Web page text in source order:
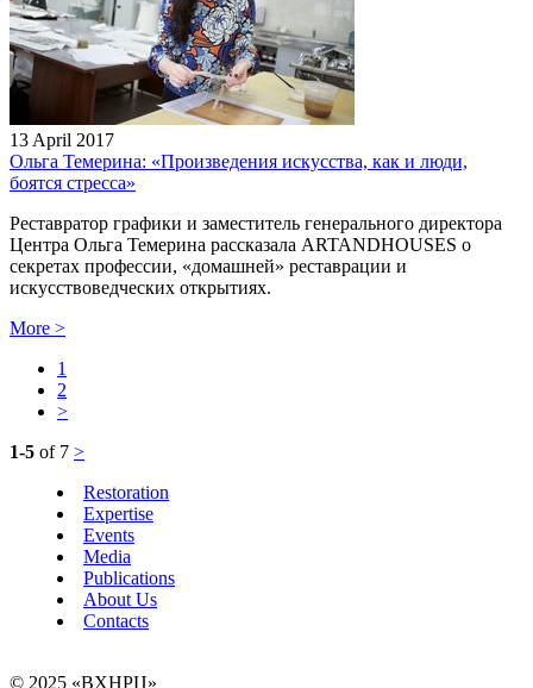
13 April 2017
Ольга Темерина: «Произведения искусства, как и люди,
боятся стресса»
Реставратор графики и заместитель генерального директора
Центра Ольга Темерина рассказала ARTANDHOUSES о
секретах профессии, «домашней» реставрации и
искусствоведческих открытиях.
More >
1
2
>
1-5 of 7 >
Restoration
Expertise
Events
Media
Publications
About Us
Contacts
© 2025 «ВХНРЦ»